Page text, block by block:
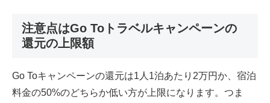
注意点はGo Toトラベルキャンペーンの
還元の上限額
Go Toキャンペーンの還元は1人1泊あたり2万円か、宿泊
料金の50%のどちらか低い方が上限になります。つま